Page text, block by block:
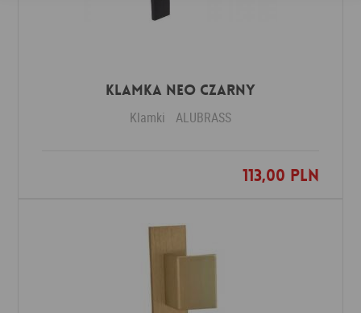
Klamka NEO czarny
Klamki ALUBRASS
113,00 PLN
Dodaj do ulubionych